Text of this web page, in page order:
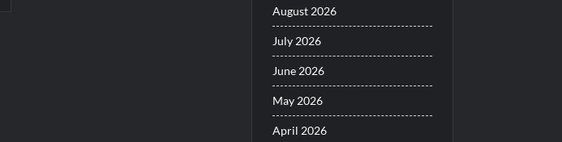
August 2026
July 2026
June 2026
May 2026
April 2026